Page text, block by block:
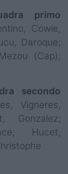
primo
Cowie,
Daroque;
(Cap);
secondo
Vigneres,
Gonzalez;
Hucet,